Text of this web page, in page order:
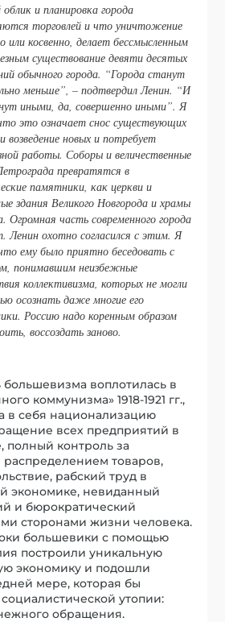
и планировка города
торговлей и что уничтожение
или косвенно, делает бессмысленным
существование девяти десятых
обычного города. “Города станут
меньше”, – подтвердил Ленин. “И
иными, да, совершенно иными”. Я
это означает снос существующих
возведение новых и потребует
работы. Соборы и величественные
превратятся в
памятники, как церкви и
здания Великого Новгорода и храмы
Огромная часть современного города
Ленин охотно согласился с этим. Я
ему было приятно беседовать с
понимавшим неизбежные
коллективизма, которых не могли
осознать даже многие его
Россию надо коренным образом
воссоздать заново.
большевизма воплотилась в
коммунизма» 1918-1921 гг.,
в себя национализацию
всех предприятий в
полный контроль за
товаров,
рабский труд в
экономике, невиданный
и бюрократический
сторонами жизни человека.
большевики с помощью
построили уникальную
экономику и подошли
мере, которая бы
утопии:
обращения.